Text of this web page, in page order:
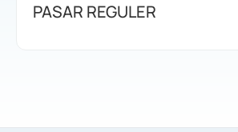
PASAR REGULER